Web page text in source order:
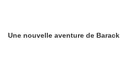
Une nouvelle aventure de Barack